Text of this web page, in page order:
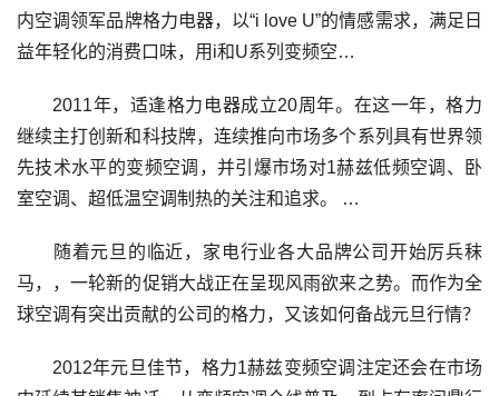
内空调领军品牌格力电器，以“i love U”的情感需求，满足日
益年轻化的消费口味，用i和U系列变频空…
2011年，适逢格力电器成立20周年。在这一年，格力
继续主打创新和科技牌，连续推向市场多个系列具有世界领
先技术水平的变频空调，并引爆市场对1赫兹低频空调、卧
室空调、超低温空调制热的关注和追求。 …
随着元旦的临近，家电行业各大品牌公司开始厉兵秣
马，，一轮新的促销大战正在呈现风雨欲来之势。而作为全
球空调有突出贡献的公司的格力，又该如何备战元旦行情？
2012年元旦佳节，格力1赫兹变频空调注定还会在市场